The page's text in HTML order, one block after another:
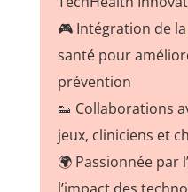
🎮 Intégration de
santé pour
prévention
👟 Collaborations
jeux, cliniciens et
🌍 Passionnée par